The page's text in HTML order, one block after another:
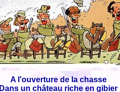
A l'ouverture de la chasse
Dans un château riche en gibier